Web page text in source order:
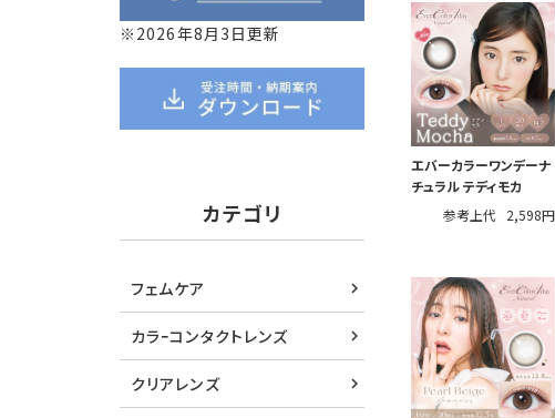
エバーカラーワンデーナ
チュラル テディモカ
参考上代
2,598円
※2026年8月3日更新
カテゴリ
フェムケア
カラｰコンタクトレンズ
クリアレンズ